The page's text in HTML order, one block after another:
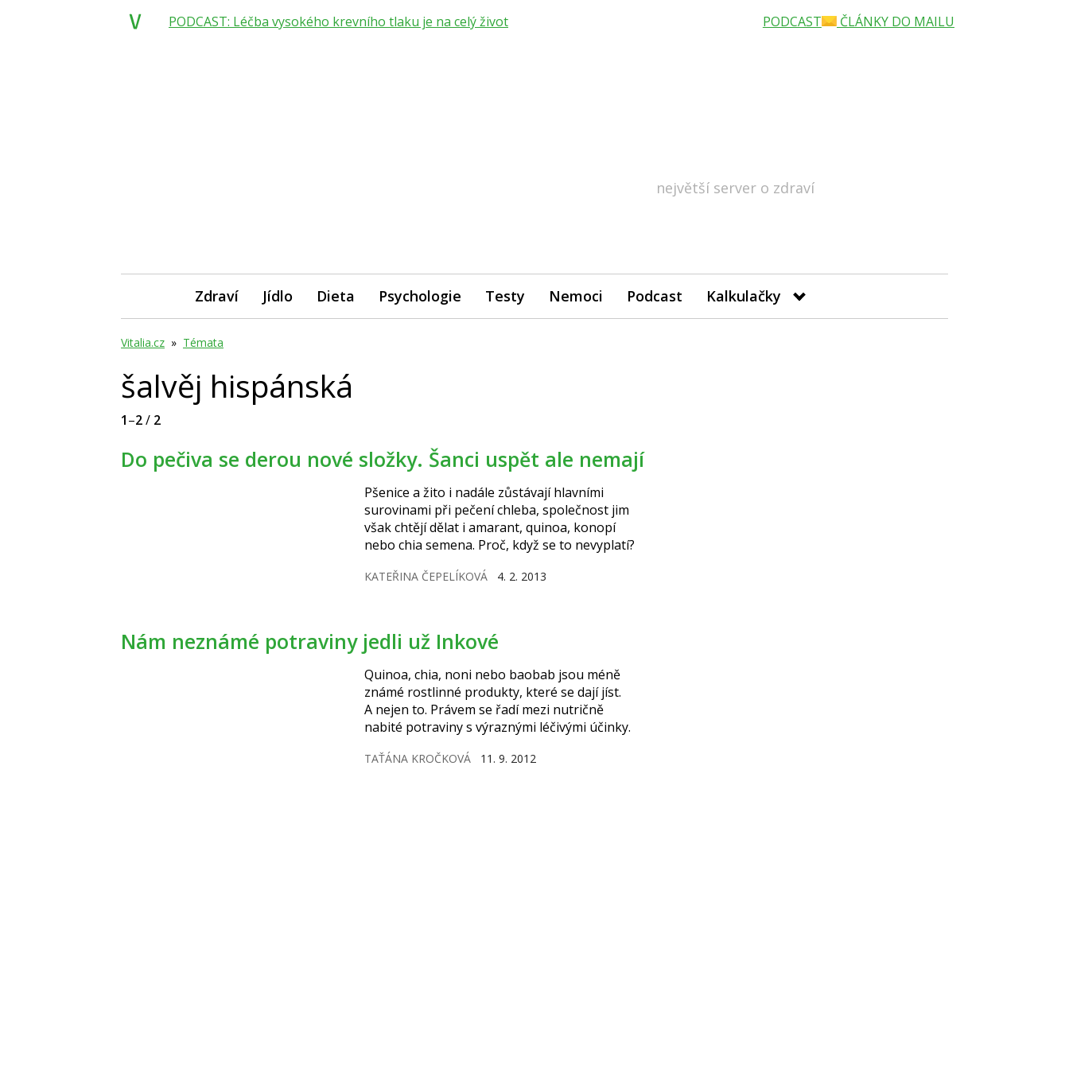
největší server o zdraví
Zdraví Jídlo Dieta Psychologie Testy Nemoci Podcast Kalkulačky
Vitalia.cz » Témata
šalvěj hispánská
1–2/ 2
Do pečiva se derou nové složky. Šanci uspět ale nemají
Pšenice a žito i nadále zůstávají hlavními
surovinami při pečení chleba, společnost jim
však chtějí dělat i amarant, quinoa, konopí
nebo chia semena. Proč, když se to nevyplatí?
KATEŘINA ČEPELÍKOVÁ 4. 2. 2013
Nám neznámé potraviny jedli už Inkové
Quinoa, chia, noni nebo baobab jsou méně
známé rostlinné produkty, které se dají jíst.
A nejen to. Právem se řadí mezi nutričně
nabité potraviny s výraznými léčivými účinky.
TAŤÁNA KROČKOVÁ 11. 9. 2012
PODCAST: Léčba vysokého krevního tlaku je na celý život PODCAST ČLÁNKY DO MAILU